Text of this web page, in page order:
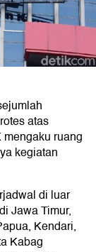
atas
ruang
kegiatan
di luar
Jawa Timur,
Kendari,
Kabag